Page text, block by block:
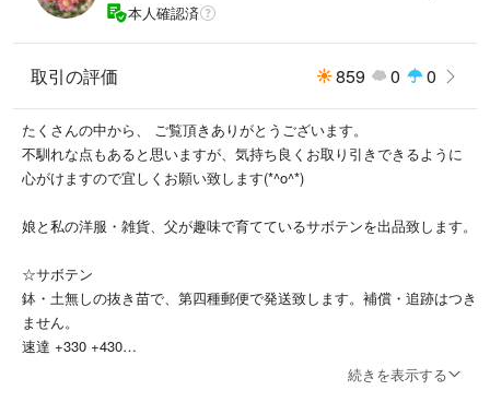
本人確認済
取引の評価 859 0 0
たくさんの中から、 ご覧頂きありがとうございます。
不馴れな点もあると思いますが、気持ち良くお取り引きできるように
心がけますので宜しくお願い致します(*^o^*)
娘と私の洋服・雑貨、父が趣味で育てているサボテンを出品致します。
☆サボテン
鉢・土無しの抜き苗で、第四種郵便で発送致します。補償・追跡はつき
ません。
速達 +330 +430
続きを表示する